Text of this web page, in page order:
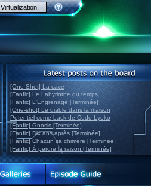
[One-Shot] La cave
[Fanfic] Le Labyrinthe du temps
[Fanfic] L'Engrenage [Terminée]
[One-shot] Le diable dans la maison
Potentiel come back de Code Lyoko
[Fanfic] Gnosis [Terminée]
[Fanfic] Dix ans après [Terminée]
[Fanfic] Chacun sa chimère [Terminée]
[Fanfic] À perdre la raison [Terminée]